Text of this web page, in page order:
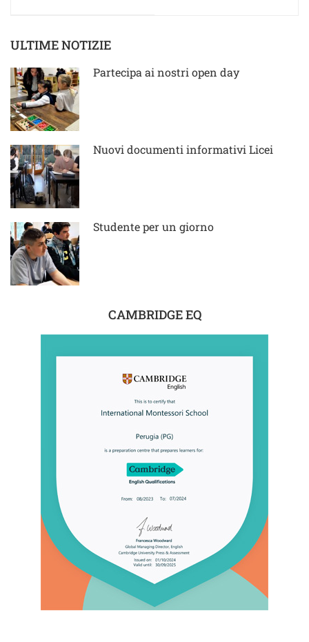
ULTIME NOTIZIE
Partecipa ai nostri open day
Nuovi documenti informativi Licei
Studente per un giorno
CAMBRIDGE EQ